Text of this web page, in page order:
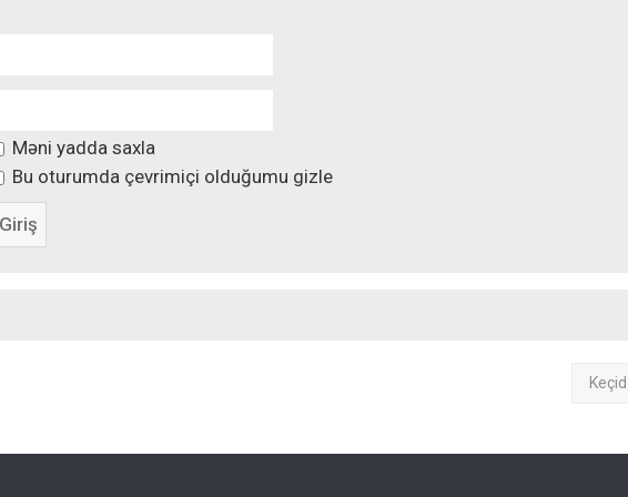
Məni yadda saxla
Bu oturumda çevrimiçi olduğumu gizle